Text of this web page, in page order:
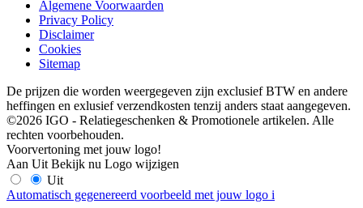
Algemene Voorwaarden
Privacy Policy
Disclaimer
Cookies
Sitemap
De prijzen die worden weergegeven zijn exclusief BTW en andere
heffingen en exlusief verzendkosten tenzij anders staat aangegeven.
©2026 IGO - Relatiegeschenken & Promotionele artikelen. Alle
rechten voorbehouden.
Voorvertoning met jouw logo!
Aan Uit Bekijk nu Logo wijzigen
Uit
Automatisch gegenereerd voorbeeld met jouw logo i